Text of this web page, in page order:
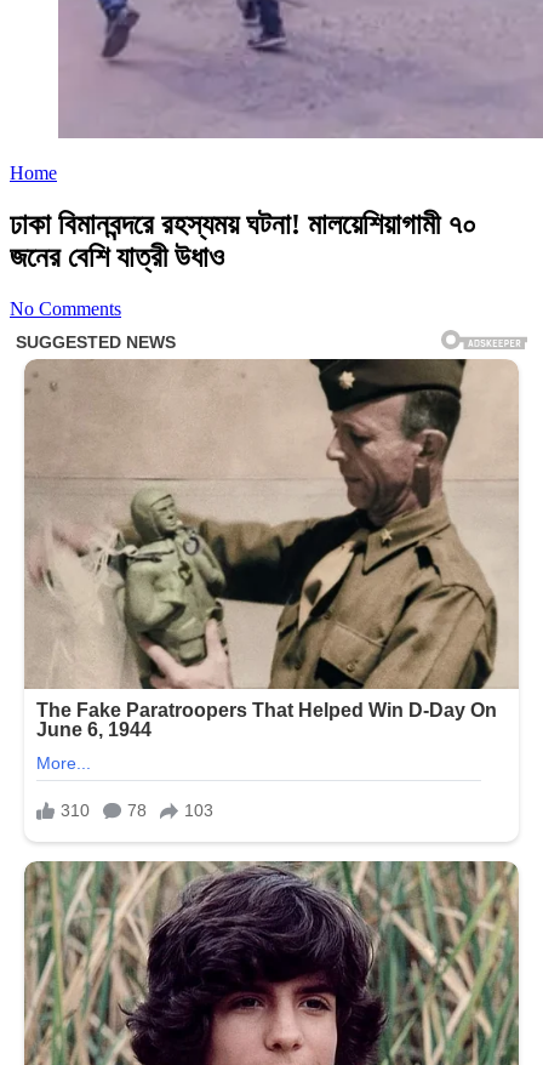
Home
ঢাকা বিমানবন্দরে রহস্যময় ঘটনা! মালয়েশিয়াগামী ৭০
জনের বেশি যাত্রী উধাও
No Comments